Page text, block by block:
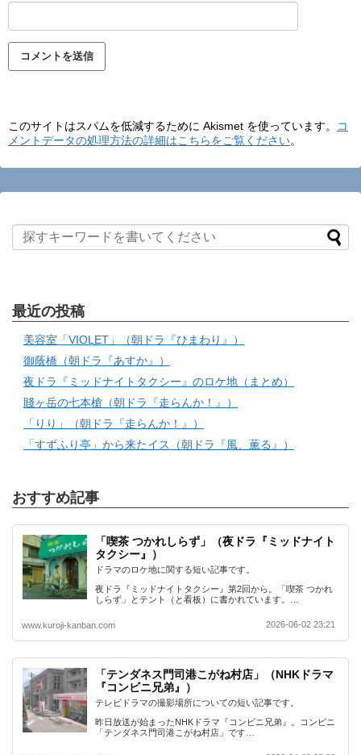
このサイトはスパムを低減するために Akismet を使っています。
コ
メントデータの処理方法の詳細はこちらをご覧ください。
最近の投稿
美容室「VIOLET」（朝ドラ『ひまわり』）
御蔭橋（朝ドラ『あすか』）
夜ドラ『ミッドナイトタクシー』のロケ地（まとめ）
賤ヶ岳の七本槍（朝ドラ『走らんか！』）
「りり」（朝ドラ『走らんか！』）
「すずふり亭」から来たイス（朝ドラ『風、薫る』）
おすすめ記事
「喫茶 つかれしらず」（夜ドラ『ミッドナイト
タクシー』）
ドラマのロケ地に関する短い記事です。
夜ドラ『ミッドナイトタクシー』第2回から。「喫茶 つかれ
しらず」とテント（と看板）に書かれています。…
www.kuroji-kanban.com 2026-06-02 23:21
「テンダネス門司港こがね村店」（NHKドラマ
『コンビニ兄弟』）
テレビドラマの撮影場所についての短い記事です。
昨日放送が始まったNHKドラマ『コンビニ兄弟』。コンビニ
「テンダネス門司港こがね村店」です…